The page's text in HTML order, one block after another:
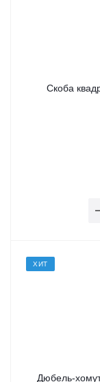
Скоба
ХИТ
Дюбель-